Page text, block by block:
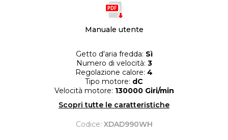
Manuale utente
Getto d'aria fredda: Sì
Numero di velocità: 3
Regolazione calore: 4
Tipo motore: dC
Velocità motore: 130000 Giri/min
Scopri tutte le caratteristiche
Codice: XDAD990WH